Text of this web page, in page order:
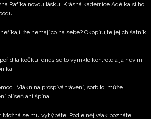
Rafíka novou lásku: Krásná kadeřnice Adélka si ho
že nemají co na sebe? Okopírujte jejich šatník
kočku, dnes se to vymklo kontrole a já nevím,
Vláknina prospívá trávení, sorbitol může
plíseň ani špína
Možná se mu vyhýbáte. Podle něj však poznáte